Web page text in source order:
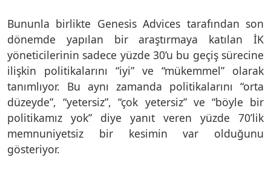
Bununla birlikte Genesis Advices tarafından son
dönemde yapılan bir araştırmaya katılan İK
yöneticilerinin sadece yüzde 30’u bu geçiş sürecine
ilişkin politikalarını “iyi” ve “mükemmel” olarak
tanımlıyor. Bu aynı zamanda politikalarını “orta
düzeyde”, “yetersiz”, “çok yetersiz” ve “böyle bir
politikamız yok” diye yanıt veren yüzde 70’lik
memnuniyetsiz bir kesimin var olduğunu
gösteriyor.